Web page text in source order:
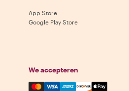
App Store
Google Play Store
We accepteren
Mastercard, Visa, Amex,